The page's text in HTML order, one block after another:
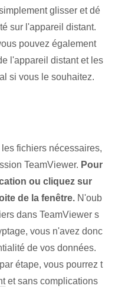
glisser et dé
sur l'appareil distant.
pouvez également
l'appareil distant et les
si vous le souhaitez.
fichiers nécessaires,
TeamViewer.​ Pour
ou cliquez sur
de la fenêtre. N'oub
dans TeamViewer s
vous n'avez donc
de vos données.
étape, vous pourrez t
et sans complications